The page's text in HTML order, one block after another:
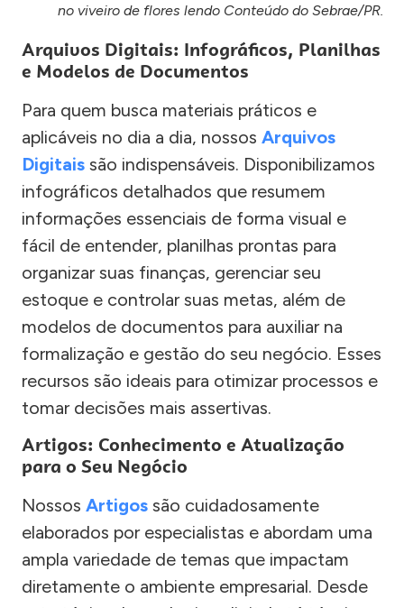
no viveiro de flores lendo Conteúdo do Sebrae/PR.
Arquivos Digitais: Infográficos, Planilhas
e Modelos de Documentos
Para quem busca materiais práticos e
aplicáveis no dia a dia, nossos Arquivos
Digitais são indispensáveis. Disponibilizamos
infográficos detalhados que resumem
informações essenciais de forma visual e
fácil de entender, planilhas prontas para
organizar suas finanças, gerenciar seu
estoque e controlar suas metas, além de
modelos de documentos para auxiliar na
formalização e gestão do seu negócio. Esses
recursos são ideais para otimizar processos e
tomar decisões mais assertivas.
Artigos: Conhecimento e Atualização
para o Seu Negócio
Nossos Artigos são cuidadosamente
elaborados por especialistas e abordam uma
ampla variedade de temas que impactam
diretamente o ambiente empresarial. Desde